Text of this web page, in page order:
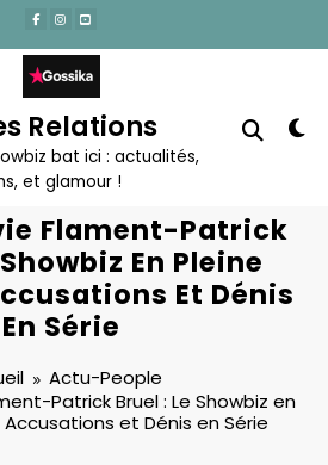
Relations
bat ici : actualités,
et glamour !
Flament-Patrick
En Pleine
Et Dénis
En Série
Actu-People
Patrick Bruel : Le Showbiz en
et Dénis en Série